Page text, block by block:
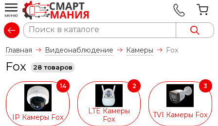
Главная Видеонаблюдение Камеры Fox
Fox 28 товаров
IP Камеры Fox
14
LTE Камеры
Fox
2
TVI Камеры Fox
3